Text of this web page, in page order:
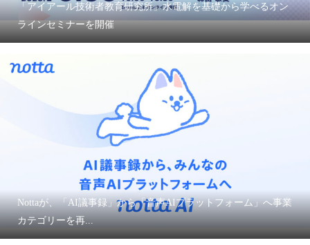
「アイアール技術者教育研究所」水電解を基礎から学べるオン
ラインセミナーを開催
Nottaが、「AI議事録」から「音声AIプラットフォーム」へ事業
カテゴリーを再...